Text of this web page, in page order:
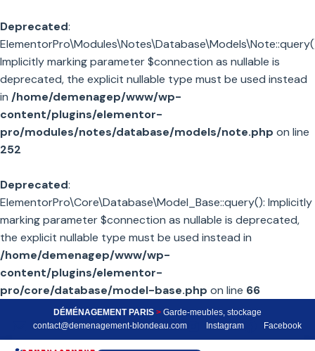
Deprecated:
Implicitly marking parameter $connection as nullable is
deprecated, the explicit nullable type must be used instead
in /home/demenagep/www/wp-
content/plugins/elementor-
pro/modules/notes/database/models/note.php on line
252
Deprecated:
ElementorPro\Core\Database\Model_Base::query(): Implicitly
marking parameter $connection as nullable is deprecated,
the explicit nullable type must be used instead in
/home/demenagep/www/wp-
content/plugins/elementor-
pro/core/database/model-base.php on line 66
DÉMÉNAGEMENT PARIS > Garde-meubles, stockage
contact@demenagement-blondeau.com
Instagram Facebook